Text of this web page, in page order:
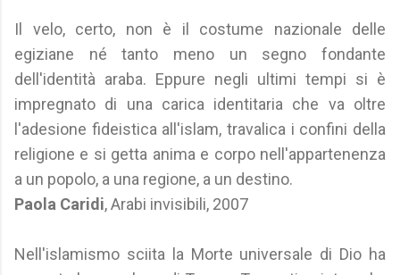
Il velo, certo, non è il costume nazionale delle
egiziane né tanto meno un segno fondante
dell'identità araba. Eppure negli ultimi tempi si è
impregnato di una carica identitaria che va oltre
l'adesione fideistica all'islam, travalica i confini della
religione e si getta anima e corpo nell'appartenenza
a un popolo, a una regione, a un destino.
Paola Caridi, Arabi invisibili, 2007
Nell'islamismo sciita la Morte universale di Dio ha